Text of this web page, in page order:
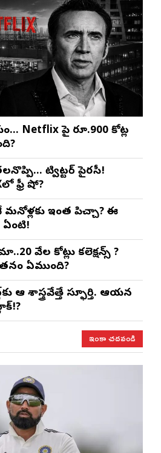
Netflix పై రూ.900 కోట్ల
ట్విట్టర్ పైరసీ!
ఫ్రీ షో?
మనోళ్లకు ఇంత పిచ్చా? ఈ
ఏంటి!
వేల కోట్లు కలెక్షన్స్ ?
ఏముంది?
ఆ శాస్త్రవేత్తే స్ఫూర్తి. ఆయన
ఇంకా చదవండి